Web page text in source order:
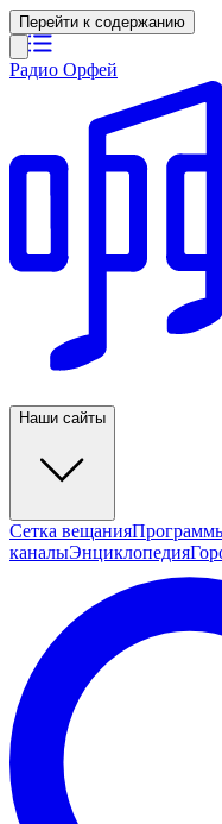
Перейти к содержанию
Радио Орфей
Наши сайты
Сетка вещания
каналыЭнциклопедия